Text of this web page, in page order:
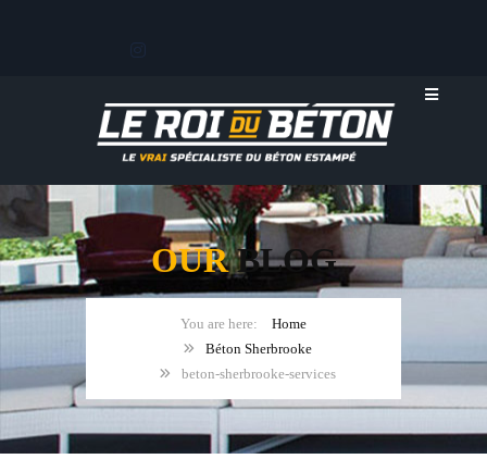
OURBLOG
Home
Béton Sherbrooke
beton-sherbrooke-services